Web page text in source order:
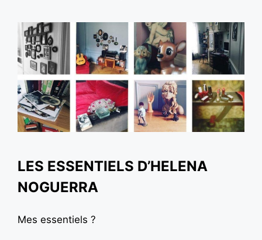
LES ESSENTIELS D’HELENA
NOGUERRA
Mes essentiels ?